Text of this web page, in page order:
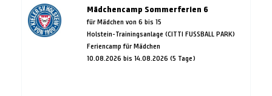
Mädchencamp Sommerferien 6
für Mädchen von 6 bis 15
Holstein-Trainingsanlage (CITTI FUSSBALL PARK)
Feriencamp für Mädchen
10.08.2026 bis 14.08.2026 (5 Tage)